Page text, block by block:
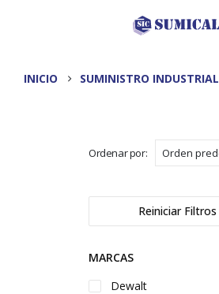
INICIO SUMINISTRO INDUSTRIAL
Ordenar por:
Reiniciar Filtros
MARCAS
Dewalt